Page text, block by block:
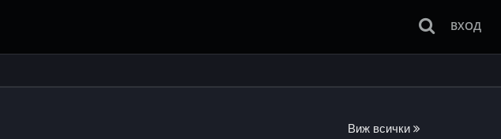
ВХОД
Виж всички